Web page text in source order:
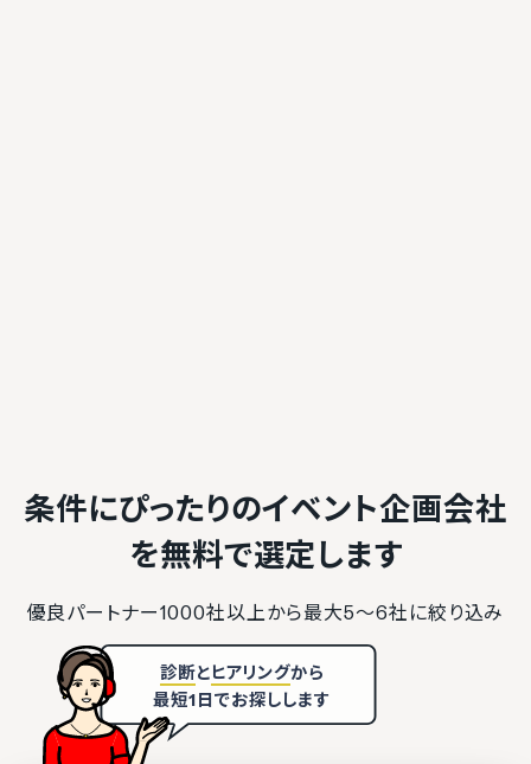
条件にぴったりのイベント企画会社
を無料で選定します
優良パートナー1000社以上から最大5〜6社に絞り込み
診断とヒアリングから
最短1日でお探しします